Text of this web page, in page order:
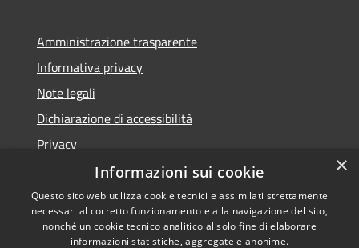
Amministrazione trasparente
Informativa privacy
Note legali
Dichiarazione di accessibilità
Privacy
Accessibilità
Copyright © 2026 • Comune di
Villa Carcina • Powered by
×
Informazioni sui cookie
Questo sito web utilizza cookie tecnici e assimilati strettamente
necessari al corretto funzionamento e alla navigazione del sito,
nonché un cookie tecnico analitico al solo fine di elaborare
informazioni statistiche, aggregate e anonime.